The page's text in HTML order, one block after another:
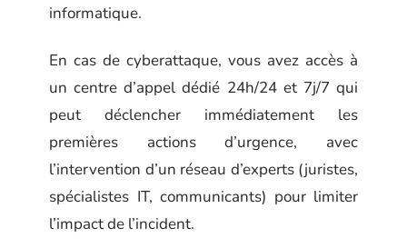
informatique.
En cas de cyberattaque, vous avez accès à
un centre d’appel dédié 24h/24 et 7j/7 qui
peut déclencher immédiatement les
premières actions d’urgence, avec
l’intervention d’un réseau d’experts (juristes,
spécialistes IT, communicants) pour limiter
l’impact de l’incident.